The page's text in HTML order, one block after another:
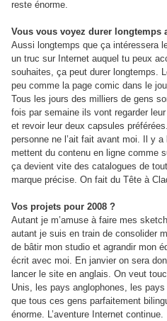
reste énorme.
Vous vous voyez durer longtemps
Aussi longtemps que ça intéressera
un truc sur Internet auquel tu peux
souhaites, ça peut durer longtemps.
peu comme la page comic dans le
Tous les jours des milliers de gens
fois par semaine ils vont regarder
et revoir leur deux capsules
personne ne l’ait fait avant moi. Il y
mettent du contenu en ligne comme
ça devient vite des catalogues de
marque précise. On fait du Tête à
Vos projets pour 2008 ?
Autant je m’amuse à faire mes
autant je suis en train de consolider
de bâtir mon studio et agrandir mon
écrit avec moi. En janvier on sera
lancer le site en anglais. On veut
Unis, les pays anglophones, les
que tous ces gens parfaitement
énorme. L’aventure Internet continue.